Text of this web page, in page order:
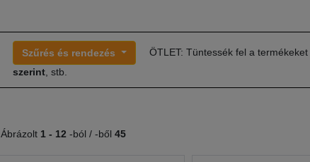
Szűrés és rendezés ÖTLET: Tüntessék fel a termékeket
szerint , stb.
Ábrázolt 1 - 12 -ból / -ből 45